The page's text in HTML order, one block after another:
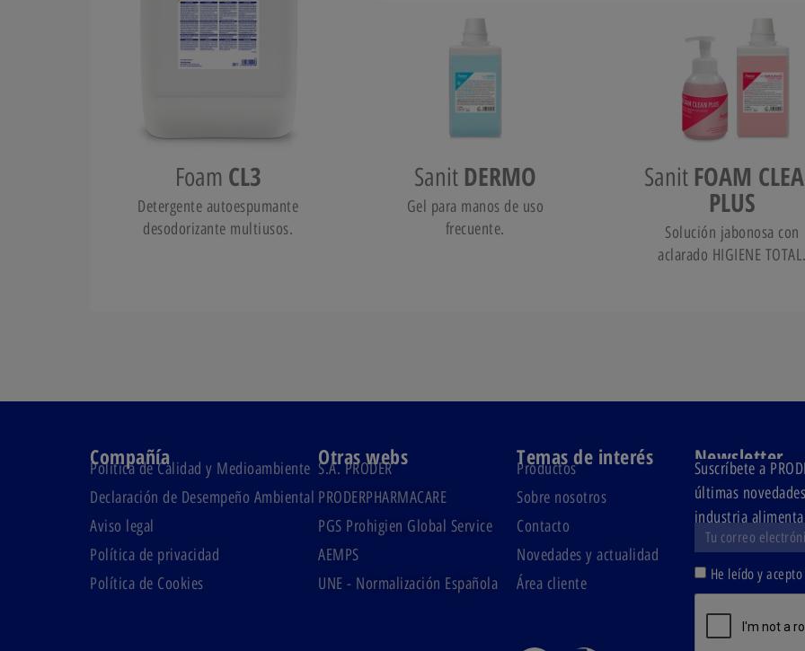
Foam CL3
Detergente autoespumante
desodorizante multiusos.
Sanit DERMO
Gel para manos de uso
frecuente.
Sanit FOAM
PLUS
Solución jabonosa con
aclarado HIGIENE
Compañía
Política de Calidad y Medioambiente
Declaración de Desempeño Ambiental
Aviso legal
Política de privacidad
Política de Cookies
Otras webs
S.A. PRODER
PRODERPHARMACARE
PGS Prohigien Global Service
AEMPS
UNE - Normalización Española
Temas de interés
Productos
Sobre nosotros
Contacto
Novedades y actualidad
Área cliente
Newsletter
Suscríbete a
últimas
industria
He leído y